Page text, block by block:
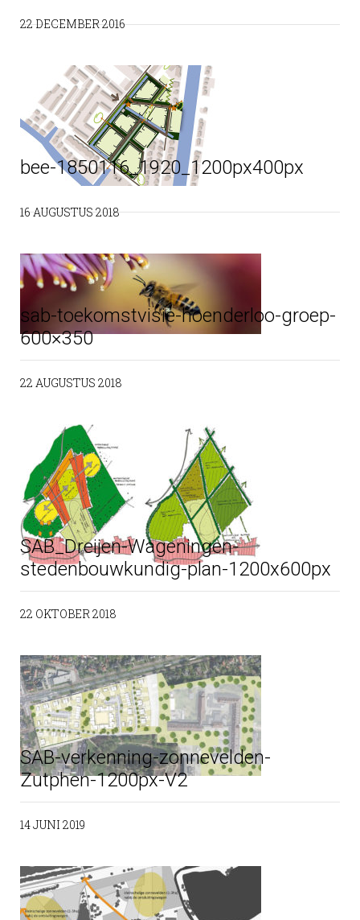
22 DECEMBER 2016
bee-1850116_1920_1200px400px
16 AUGUSTUS 2018
sab-toekomstvisie-hoenderloo-groep-
600×350
22 AUGUSTUS 2018
SAB_Dreijen-Wageningen-
stedenbouwkundig-plan-1200x600px
22 OKTOBER 2018
SAB-verkenning-zonnevelden-
Zutphen-1200px-V2
14 JUNI 2019